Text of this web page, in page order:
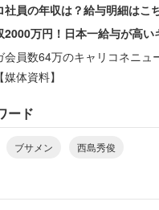
社員の年収は？給与明細はこ
2000万円！日本一給与が高い
会員数64万のキャリコネニュ
体資料】
ード
ブサメン 西島秀俊